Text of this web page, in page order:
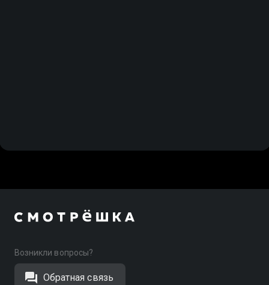
Возникли вопросы?
Обратная связь